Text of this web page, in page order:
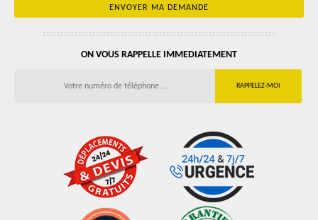
ON VOUS RAPPELLE IMMEDIATEMENT